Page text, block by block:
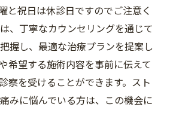
と祝日は休診日ですのでご注意く
、丁寧なカウンセリングを通じて
握し、最適な治療プランを提案し
希望する施術内容を事前に伝えて
察を受けることができます。スト
みに悩んでいる方は、この機会に